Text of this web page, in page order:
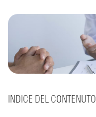
INDICE DEL CONTENUTO